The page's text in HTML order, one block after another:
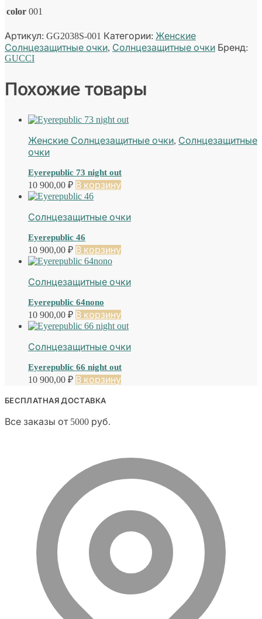
color 001
Артикул: GG2038S-001 Категории: Женские
Солнцезащитные очки, Солнцезащитные очки Бренд:
GUCCI
Похожие товары
Женские Солнцезащитные очки, Солнцезащитные
очки
Eyerepublic 73 night out
10 900,00 ₽ В корзину
Солнцезащитные очки
Eyerepublic 46
10 900,00 ₽ В корзину
Солнцезащитные очки
Eyerepublic 64nono
10 900,00 ₽ В корзину
Солнцезащитные очки
Eyerepublic 66 night out
10 900,00 ₽ В корзину
БЕСПЛАТНАЯ ДОСТАВКА
Все заказы от 5000 руб.